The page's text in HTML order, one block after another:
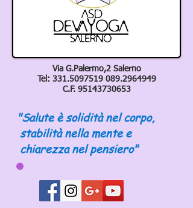
Via G.Palermo,2 Salerno
Tel: 331.5097519 089.2964949
C.F. 95143730653
"Salute è solidità nel corpo,
stabilità nella mente e
chiarezza nel pensiero"